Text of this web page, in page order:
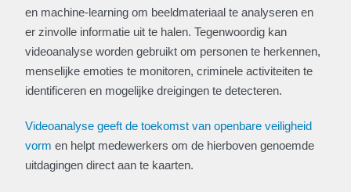
en machine-learning om beeldmateriaal te analyseren en
er zinvolle informatie uit te halen. Tegenwoordig kan
videoanalyse worden gebruikt om personen te herkennen,
menselijke emoties te monitoren, criminele activiteiten te
identificeren en mogelijke dreigingen te detecteren.
Videoanalyse geeft de toekomst van openbare veiligheid
vorm en helpt medewerkers om de hierboven genoemde
uitdagingen direct aan te kaarten.